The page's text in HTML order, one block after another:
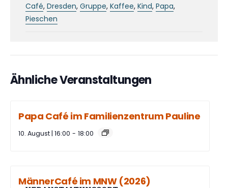
Café, Dresden, Gruppe, Kaffee, Kind, Papa,
Pieschen
Ähnliche Veranstaltungen
Papa Café im Familienzentrum Pauline
10. August | 16:00 - 18:00
MännerCafé im MNW (2026)